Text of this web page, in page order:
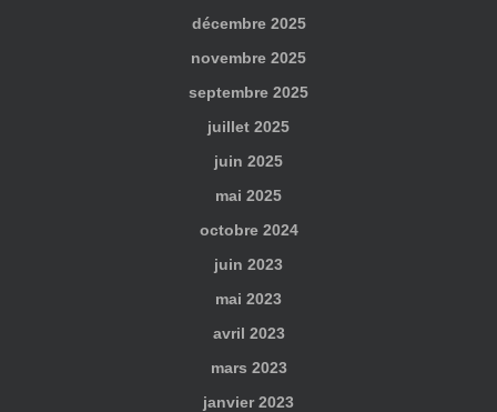
décembre 2025
novembre 2025
septembre 2025
juillet 2025
juin 2025
mai 2025
octobre 2024
juin 2023
mai 2023
avril 2023
mars 2023
janvier 2023